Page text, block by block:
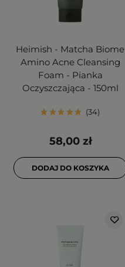
Heimish - Matcha Biome
Amino Acne Cleansing
Foam - Pianka
Oczyszczająca - 150ml
34
58,00 zł
DODAJ DO KOSZYKA